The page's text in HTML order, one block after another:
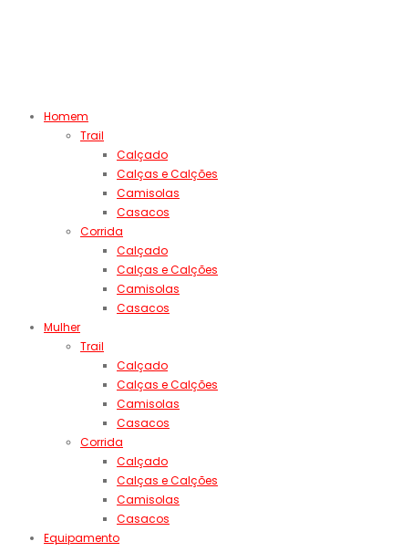
Homem
Trail
Calçado
Calças e Calções
Camisolas
Casacos
Corrida
Calçado
Calças e Calções
Camisolas
Casacos
Mulher
Trail
Calçado
Calças e Calções
Camisolas
Casacos
Corrida
Calçado
Calças e Calções
Camisolas
Casacos
Equipamento